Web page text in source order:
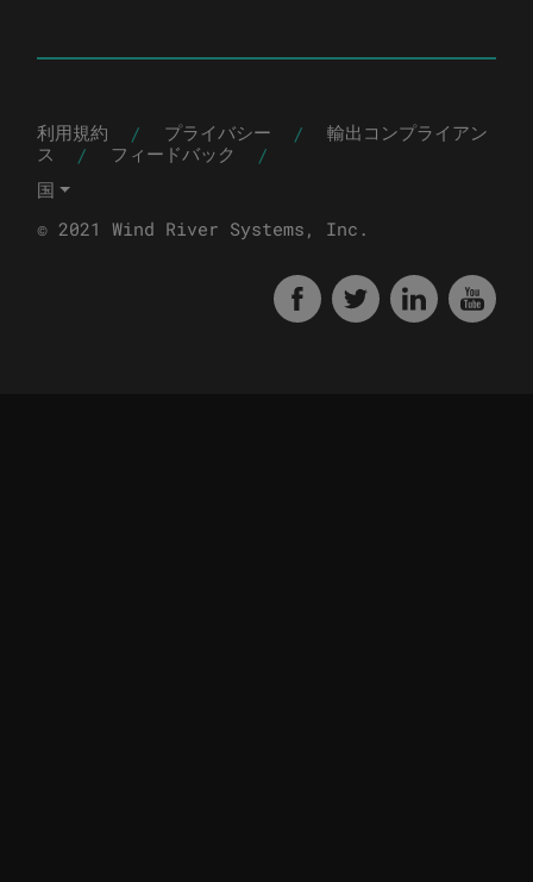
利用規約 | プライバシー |
輸出コンプライアン
ス
| フィードバック |
国
© 2021 Wind River Systems, Inc.